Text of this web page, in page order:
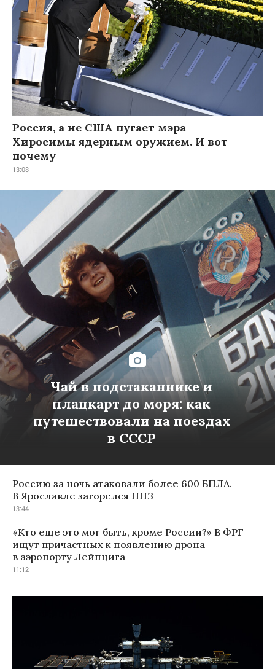
Россия, а не США пугает мэра
Хиросимы ядерным оружием. И вот
почему
13:08
Чай в подстаканнике и
плацкарт до моря: как
путешествовали на поездах
в СССР
Россию за ночь атаковали более 600 БПЛА.
В Ярославле загорелся НПЗ
13:44
«Кто еще это мог быть, кроме России?» В ФРГ
ищут причастных к появлению дрона
в аэропорту Лейпцига
11:12